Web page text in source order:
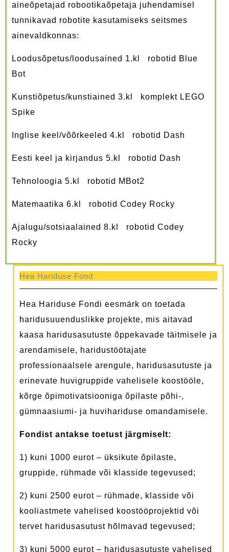
aineõpetajad robootikaõpetaja juhendamisel
tunnikavad robotite kasutamiseks seitsmes
ainevaldkonnas:
Loodusõpetus/loodusained 1.kl robotid Blue
Bot
Kunstiõpetus/kunstiained 3.kl komplekt LEGO
Spike
Inglise keel/võõrkeeled 4.kl robotid Dash
Eesti keel ja kirjandus 5.kl robotid Dash
Tehnoloogia 5.kl robotid MBot2
Matemaatika 6.kl robotid Codey Rocky
Ajalugu/sotsiaalained 8.kl robotid Codey
Rocky
Hea Hariduse Fond
Hea Hariduse Fondi eesmärk on toetada
haridusuuenduslikke projekte, mis aitavad
kaasa haridusasutuste õppekavade täitmisele ja
arendamisele, haridustöötajate
professionaalsele arengule, haridusasutuste ja
erinevate huvigruppide vahelisele koostööle,
kõrge õpimotivatsiooniga õpilaste põhi-,
gümnaasiumi- ja huvihariduse omandamisele.
Fondist antakse toetust järgmiselt:
1) kuni 1000 eurot – üksikute õpilaste,
gruppide, rühmade või klasside tegevused;
2) kuni 2500 eurot – rühmade, klasside või
kooliastmete vahelised koostööprojektid või
tervet haridusasutust hõlmavad tegevused;
3) kuni 5000 eurot – haridusasutuste vahelised